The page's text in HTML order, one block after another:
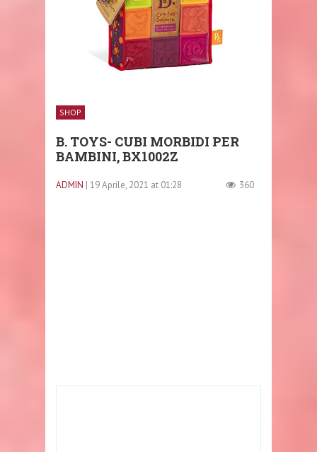
SHOP
B. TOYS- CUBI MORBIDI PER
BAMBINI, BX1002Z
ADMIN | 19 Aprile, 2021 at 01:28 360